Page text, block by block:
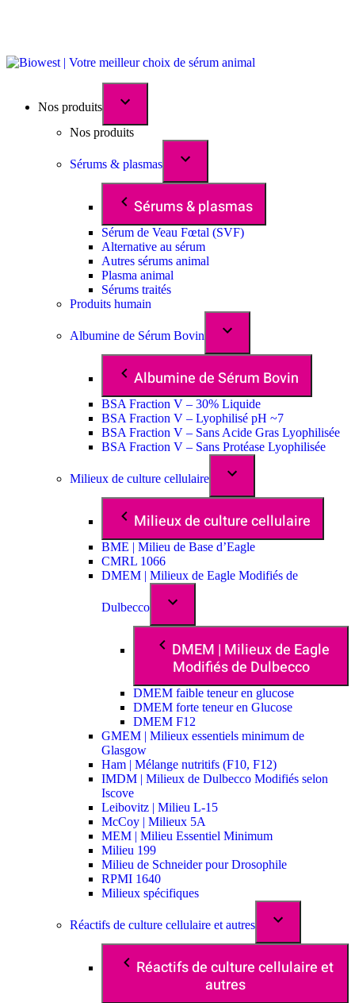
Nos produits
Nos produits
Sérums & plasmas
Sérums & plasmas
Sérum de Veau Fœtal (SVF)
Alternative au sérum
Autres sérums animal
Plasma animal
Sérums traités
Produits humain
Albumine de Sérum Bovin
Albumine de Sérum Bovin
BSA Fraction V – 30% Liquide
BSA Fraction V – Lyophilisé pH ~7
BSA Fraction V – Sans Acide Gras Lyophilisée
BSA Fraction V – Sans Protéase Lyophilisée
Milieux de culture cellulaire
Milieux de culture cellulaire
BME | Milieu de Base d’Eagle
CMRL 1066
DMEM | Milieux de Eagle Modifiés de
Dulbecco
DMEM | Milieux de Eagle
Modifiés de Dulbecco
DMEM faible teneur en glucose
DMEM forte teneur en Glucose
DMEM F12
GMEM | Milieux essentiels minimum de
Glasgow
Ham | Mélange nutritifs (F10, F12)
IMDM | Milieux de Dulbecco Modifiés selon
Iscove
Leibovitz | Milieu L-15
McCoy | Milieux 5A
MEM | Milieu Essentiel Minimum
Milieu 199
Milieu de Schneider pour Drosophile
RPMI 1640
Milieux spécifiques
Réactifs de culture cellulaire et autres
Réactifs de culture cellulaire et
autres